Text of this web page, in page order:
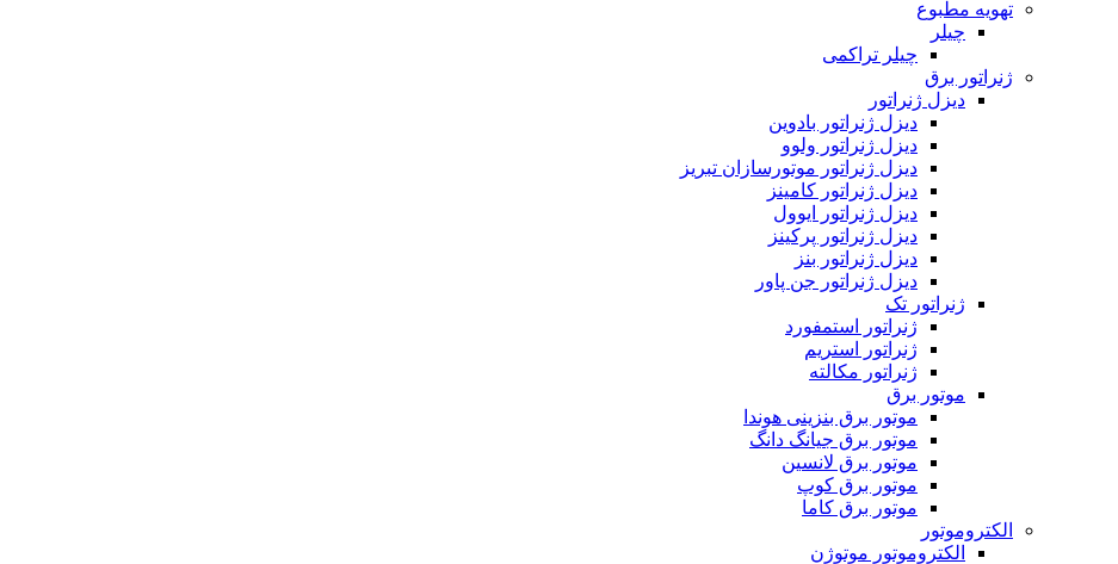
تهویه مطبوع
چیلر
چیلر تراکمی
ژنراتور برق
دیزل ژنراتور
دیزل ژنراتور بادوین
دیزل ژنراتور ولوو
دیزل ژنراتور موتورسازان تبریز
دیزل ژنراتور کامینز
دیزل ژنراتور ایوول
دیزل ژنراتور پرکینز
دیزل ژنراتور بنز
دیزل ژنراتور جن پاور
ژنراتور تک
ژنراتور استمفورد
ژنراتور استریم
ژنراتور مکالته
موتور برق
موتور برق بنزینی هوندا
موتور برق جیانگ دانگ
موتور برق لانسین
موتور برق کوپ
موتور برق کاما
الکتروموتور
الکتروموتور موتوژن